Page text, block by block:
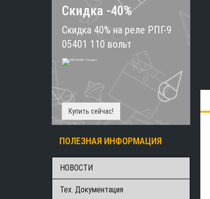
Скидка -40%
Скидка 40% на реле РПГ-9
05401 110 вольт
Купить сейчас!
ПОЛЕЗНАЯ ИНФОРМАЦИЯ
НОВОСТИ
Тех. Документация